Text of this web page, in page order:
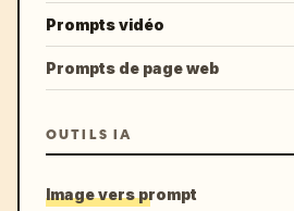
Prompts vidéo
Prompts de page web
OUTILS IA
Image vers prompt